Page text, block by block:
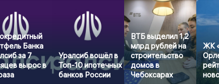
Банка
за 7
вырос в
Уралсиб вошёл в
Топ-10 ипотечных
банков России
ВТБ выделил 1,2
млрд рублей на
строительство
домов в
Чебоксарах
ЖК